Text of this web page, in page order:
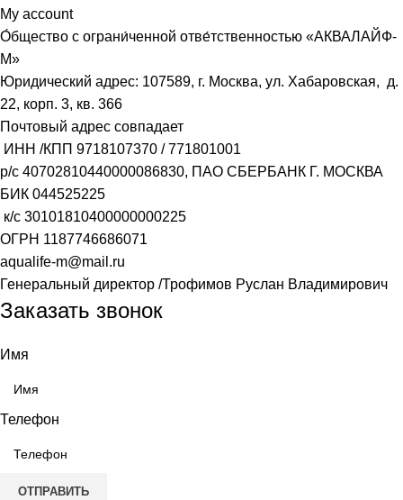
My account
О́бщество с ограни́ченной отве́тственностью «АКВАЛАЙФ-
М»
Юридический адрес: 107589, г. Москва, ул. Хабаровская, д.
22, корп. 3, кв. 366
Почтовый адрес совпадает
ИНН /КПП 9718107370 /771801001
р/с 40702810440000086830, ПАО СБЕРБАНК Г. МОСКВА
БИК 044525225
к/с 30101810400000000225
ОГРН 1187746686071
aqualife-m@mail.ru
Генеральный директор /Трофимов Руслан Владимирович
Заказать звонок
Имя
Телефон
ОТПРАВИТЬ